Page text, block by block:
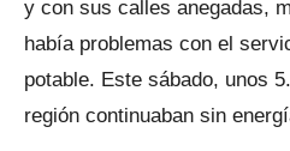
y con sus calles anegadas,
había problemas con el
potable. Este sábado, unos
región continuaban sin